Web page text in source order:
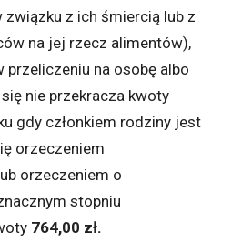
z ich śmiercią lub z
na jej rzecz alimentów),
przeliczeniu na osobę albo
nie przekracza kwoty
gdy członkiem rodziny jest
orzeczeniem
orzeczeniem o
stopniu
764,00 zł.